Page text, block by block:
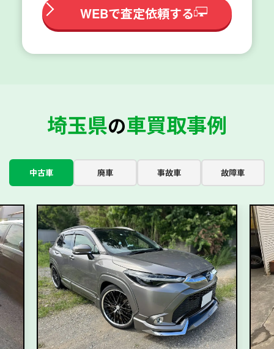
WEBで査定依頼する
埼玉県の車買取事例
中古車 廃車 事故車 故障車